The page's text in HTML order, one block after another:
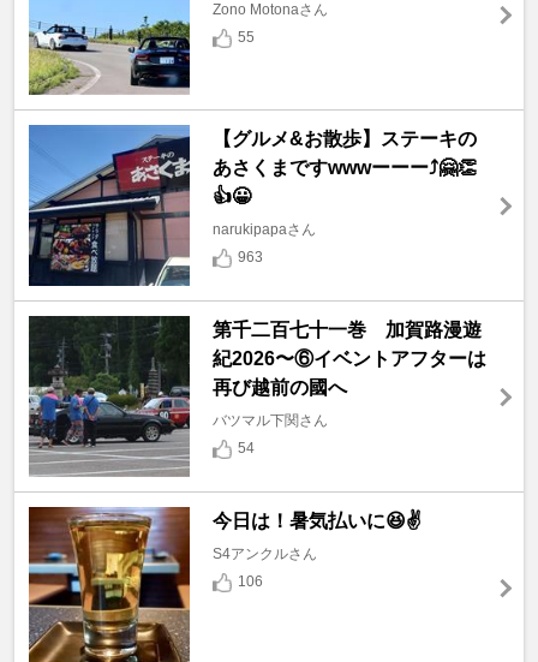
Zono Motonaさん
55
【グルメ&お散歩】ステーキの
あさくまですwwwーーー⤴️🤗👏
👍😀
narukipapaさん
963
第千二百七十一巻 加賀路漫遊
紀2026〜⑥イベントアフターは
再び越前の國へ
バツマル下関さん
54
今日は！暑気払いに😆✌️
S4アンクルさん
106